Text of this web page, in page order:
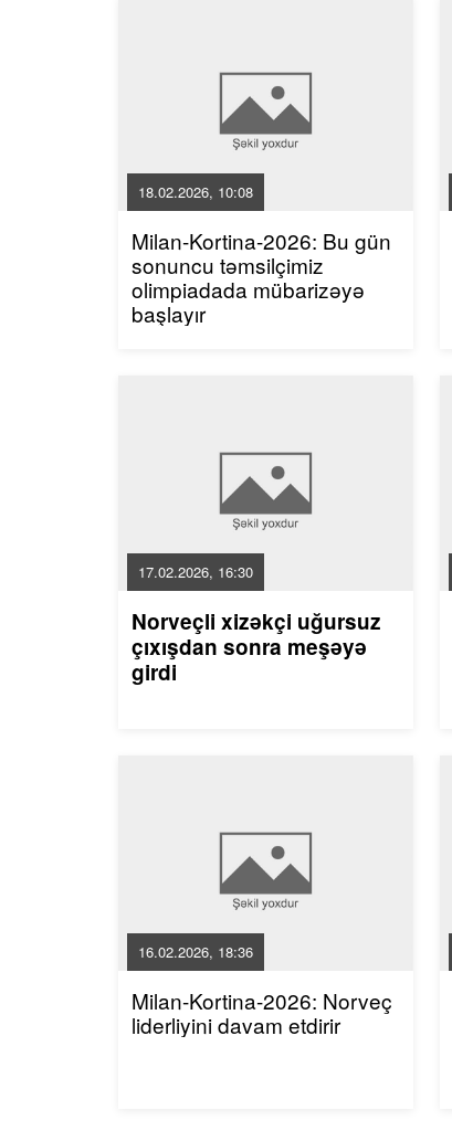
18.02.2026, 10:08
Milan-Kortina-2026: Bu gün
sonuncu təmsilçimiz
olimpiadada mübarizəyə
başlayır
17.02.2026, 16:30
Norveçli xizəkçi uğursuz
çıxışdan sonra meşəyə
girdi
16.02.2026, 18:36
Milan-Kortina-2026: Norveç
liderliyini davam etdirir